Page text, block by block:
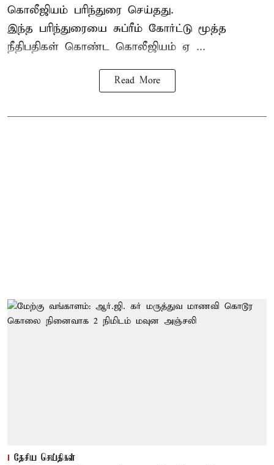
கொலீஜியம் பரிந்துரை செய்தது.
இந்த பரிந்துரையை சுப்ரீம் கோர்ட்டு மூத்த
நீதிபதிகள் கொண்ட கொலீஜியம் ஏ ...
Read More
தேசிய செய்திகள்